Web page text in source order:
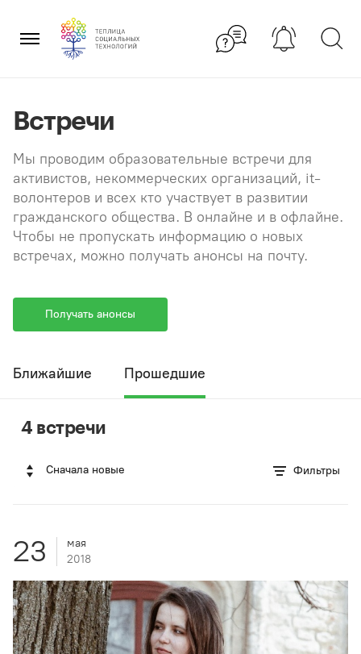
содержанию
×
Встречи
Мы проводим образовательные встречи для
активистов, некоммерческих организаций, it-
волонтеров и всех кто участвует в развитии
гражданского общества. В онлайне и в офлайне.
Чтобы не пропускать информацию о новых
встречах, можно получать анонсы на почту.
Получать анонсы
Ближайшие Прошедшие
4 встречи
Сначала новые Фильтры
23
мая
2018